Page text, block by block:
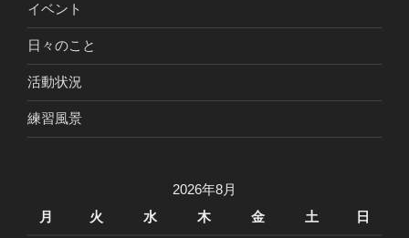
イベント
日々のこと
活動状況
練習風景
2026年8月
月
火 水 木 金 土 日